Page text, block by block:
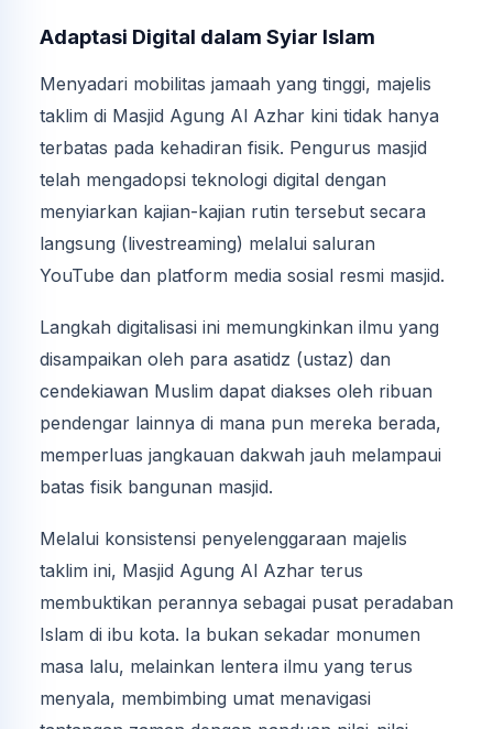
Adaptasi Digital dalam Syiar Islam
Menyadari mobilitas jamaah yang tinggi, majelis
taklim di Masjid Agung Al Azhar kini tidak hanya
terbatas pada kehadiran fisik. Pengurus masjid
telah mengadopsi teknologi digital dengan
menyiarkan kajian-kajian rutin tersebut secara
langsung (livestreaming) melalui saluran
YouTube dan platform media sosial resmi masjid.
Langkah digitalisasi ini memungkinkan ilmu yang
disampaikan oleh para asatidz (ustaz) dan
cendekiawan Muslim dapat diakses oleh ribuan
pendengar lainnya di mana pun mereka berada,
memperluas jangkauan dakwah jauh melampaui
batas fisik bangunan masjid.
Melalui konsistensi penyelenggaraan majelis
taklim ini, Masjid Agung Al Azhar terus
membuktikan perannya sebagai pusat peradaban
Islam di ibu kota. Ia bukan sekadar monumen
masa lalu, melainkan lentera ilmu yang terus
menyala, membimbing umat menavigasi